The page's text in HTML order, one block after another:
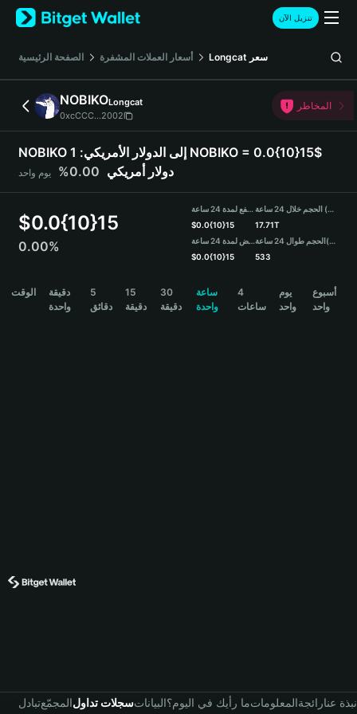
English
日本語
Русский
Español (Latinoamérica)
Türkçe
Deutsch
简体中文
Português (Portugal)
Bahasa Indonesia
বাংলা
تنزيل الآن
الصفحة الرئيسية أسعار العملات المشفرة Longcat سعر
NOBIKOLongcat
0xcCCC...2002
المخاطر
NOBIKO إلى الدولار الأمريكي: 1 NOBIKO = 0.0{10}15$
دولار أمريكي 0.00% يوم واحد
$0.0{10}15
0.00%
مرتفع لمدة 24 ساعة
$0.0{10}15
منخفض لمدة 24 ساعة
$0.0{10}15
الحجم خلال 24 ساعة (NOBIKO)
17.71T
الحجم طوال 24 ساعة(USDT)
533
الوقت
دقيقة
واحدة
5
دقائق
15
دقيقة
30
دقيقة
ساعة
واحدة
4
ساعات
يوم
واحد
أسبوع
واحد
تبادلالمجمّعسجلات تداولالبياناتما رأيك في اليوم؟المعلوماترائجةنبذة عنا